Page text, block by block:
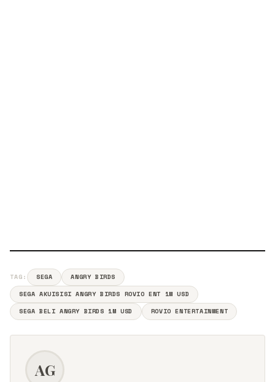
TAG: SEGA
ANGRY BIRDS
SEGA AKUISISI ANGRY BIRDS ROVIO ENT 1M USD
SEGA BELI ANGRY BIRDS 1M USD
ROVIO ENTERTAINMENT
AG